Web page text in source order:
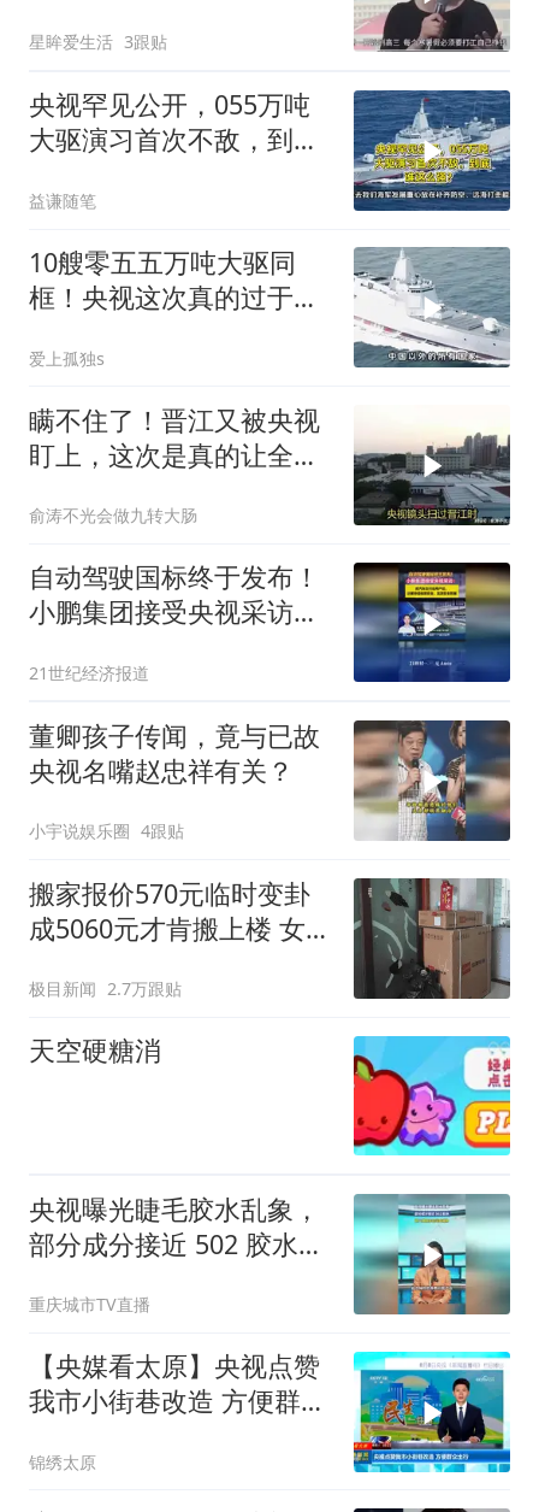
星眸爱生活 3跟贴
央视罕见公开，055万吨
大驱演习首次不敌，到底
益谦随笔
10艘零五五万吨大驱同
框！央视这次真的过于高
爱上孤独s
瞒不住了！晋江又被央视
盯上，这次是真的让全国
俞涛不光会做九转大肠
自动驾驶国标终于发布！
小鹏集团接受央视采访：
安全数据
21世纪经济报道
董卿孩子传闻，竟与已故
央视名嘴赵忠祥有关？
小宇说娱乐圈 4跟贴
搬家报价570元临时变卦
成5060元才肯搬上楼 女子
极目新闻 2.7万跟贴
天空硬糖消
央视曝光睫毛胶水乱象，
部分成分接近 502 胶水2.
重庆城市TV直播
【央媒看太原】央视点赞
我市小街巷改造 方便群众
锦绣太原